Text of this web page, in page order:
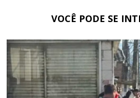
VOCÊ PODE SE